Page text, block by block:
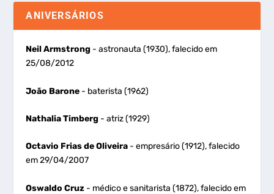
ANIVERSÁRIOS
Neil Armstrong - astronauta (1930), falecido em
25/08/2012
João Barone - baterista (1962)
Nathalia Timberg - atriz (1929)
Octavio Frias de Oliveira - empresário (1912), falecido
em 29/04/2007
Oswaldo Cruz - médico e sanitarista (1872), falecido em